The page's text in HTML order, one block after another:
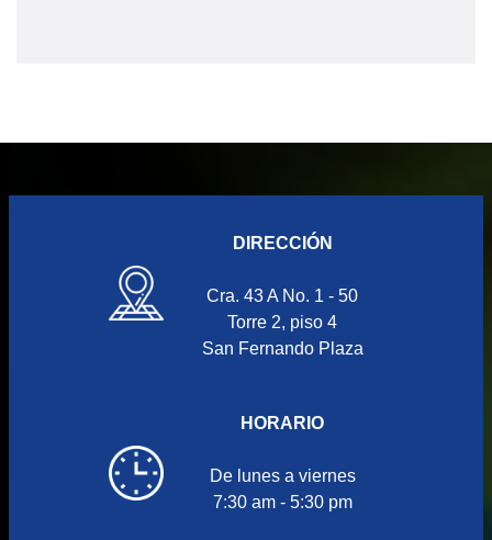
DIRECCIÓN
Cra. 43 A No. 1 - 50
Torre 2, piso 4
San Fernando Plaza
HORARIO
De lunes a viernes
7:30 am - 5:30 pm